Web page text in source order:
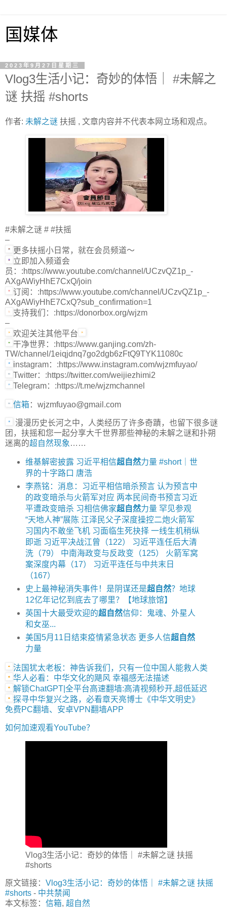
国媒体
2023年9月27日星期三
Vlog3生活小记：奇妙的体悟｜ #未解之
谜 扶摇 #shorts
作者: 未解之谜 扶摇 , 文章内容并不代表本网立场和观点。
#未解之谜 # #扶摇
–
更多扶摇小日常，就在会员频道～
立即加入频道会
员：:https://www.youtube.com/channel/UCzvQZ1p_-
AXgAWiyHhE7CxQ/join
订阅：:https://www.youtube.com/channel/UCzvQZ1p_-
AXgAWiyHhE7CxQ?sub_confirmation=1
支持我们：:https://donorbox.org/wjzm
–
欢迎关注其他平台
干净世界：:https://www.ganjing.com/zh-
TW/channel/1eiqjdnq7go2dgb6zFtQ9TYK11080c
instagram：:https://www.instagram.com/wjzmfuyao/
Twitter：:https://twitter.com/weijiezhimi2
Telegram：:https://t.me/wjzmchannel
信箱 ：wjzmfuyao@gmail.com
漫漫历史长河之中，人类经历了许多奇蹟，也留下很多谜
团，扶摇和您一起分享大千世界那些神秘的未解之谜和扑朔
迷离的超自然现象 ……
维基解密披露 习近平相信超自然力量 #short｜世
界的十字路口 唐浩
李燕铭：消息：习近平相信暗杀预言 认为预言中
的政变暗杀与火箭军对应 两本民间奇书预言习近
平遭政变暗杀 习相信佛家超自然力量 罕见参观
“天地人神”展陈 江泽民父子深度操控二炮火箭军
习国内不敢坐飞机 习面临生死抉择 一线生机稍纵
即逝 习近平决战江曾（122） 习近平连任后大清
洗（79） 中南海政变与反政变（125） 火箭军窝
案深度内幕（17） 习近平连任与中共末日
（167）
史上最神秘消失事件！是阴谋还是超自然？地球
12亿年记忆到底去了哪里？【地球旅馆】
英国十大最受欢迎的超自然信仰：鬼魂、外星人
和女巫...
美国5月11日结束疫情紧急状态 更多人信超自然
力量
法国犹太老板：神告诉我们，只有一位中国人能救人类
华人必看：中华文化的飓风 幸福感无法描述
解锁ChatGPT|全平台高速翻墙:高清视频秒开,超低延迟
探寻中华复兴之路，必看章天亮博士《中华文明史》
免费PC翻墙、安卓VPN翻墙APP
如何加速观看YouTube？
Vlog3生活小记：奇妙的体悟｜ #未解之谜 扶摇
#shorts
原文链接： Vlog3生活小记：奇妙的体悟｜ #未解之谜 扶摇
#shorts - 中共禁闻
本文标签： 信箱, 超自然